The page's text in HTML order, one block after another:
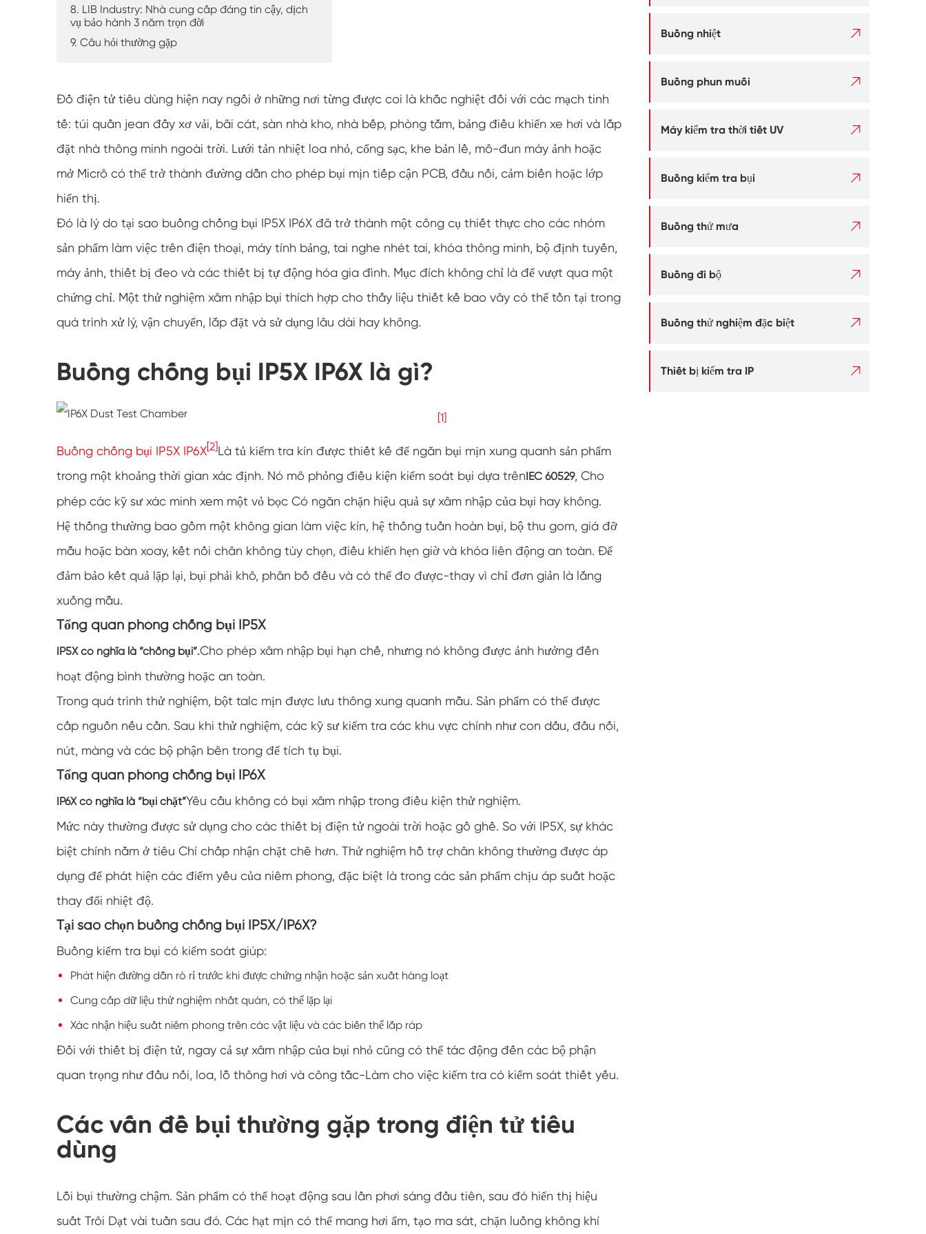
Thiết bị kiểm tra nước bắn và sốc nhiệt độ
lv124 K-12
Buồng chạy bằng pin chống cháy nổ
Máy rung nhiệt độ
Lò nướng công nghiệp dùng cho pin
Buồng độ ẩm nhiệt độ tùy chỉnh hai cửa
Buồng thử nghiệm khí hậu và phun muối kết
Thiết bị kiểm soát điều kiện môi trường nhiệt
khí thấp
Buồng mô phỏng môi trường nhiệt độ
Buồng thử nghiệm môi trường PV
Buồng nhiệt độ không đổi
Buồng kiểm tra nhiệt độ và độ ẩm không đổi
Buồng đo độ cao
Buồng thử nghiệm khí hậu phòng thí nghiệm
độ ẩm nhiệt độ
Buồng Nhiệt ẩm
Lò sấy
Thiết bị kiểm tra tấm pin PV
Buồng điều hòa
8. LIB Industry: Nhà cung cấp đáng tin cậy, dịch
vụ bảo hành 3 năm trọn đời
9. Câu hỏi thường gặp
Đồ điện tử tiêu dùng hiện nay ngồi ở những nơi từng được coi là khắc nghiệt đối với các mạch tinh
tế: túi quần jean đầy xơ vải, bãi cát, sàn nhà kho, nhà bếp, phòng tắm, bảng điều khiển xe hơi và lắp
đặt nhà thông minh ngoài trời. Lưới tản nhiệt loa nhỏ, cổng sạc, khe bản lề, mô-đun máy ảnh hoặc
mở Micrô có thể trở thành đường dẫn cho phép bụi mịn tiếp cận PCB, đầu nối, cảm biến hoặc lớp
hiển thị.
Đó là lý do tại sao buồng chống bụi IP5X IP6X đã trở thành một công cụ thiết thực cho các nhóm
sản phẩm làm việc trên điện thoại, máy tính bảng, tai nghe nhét tai, khóa thông minh, bộ định tuyến,
máy ảnh, thiết bị đeo và các thiết bị tự động hóa gia đình. Mục đích không chỉ là để vượt qua một
chứng chỉ. Một thử nghiệm xâm nhập bụi thích hợp cho thấy liệu thiết kế bao vây có thể tồn tại trong
quá trình xử lý, vận chuyển, lắp đặt và sử dụng lâu dài hay không.
Buồng chống bụi IP5X IP6X là gì?
[1]
Buồng chống bụi IP5X IP6X[2]Là tủ kiểm tra kín được thiết kế để ngăn bụi mịn xung quanh sản phẩm
trong một khoảng thời gian xác định. Nó mô phỏng điều kiện kiểm soát bụi dựa trênIEC 60529, Cho
phép các kỹ sư xác minh xem một vỏ bọc Có ngăn chặn hiệu quả sự xâm nhập của bụi hay không.
Hệ thống thường bao gồm một không gian làm việc kín, hệ thống tuần hoàn bụi, bộ thu gom, giá đỡ
mẫu hoặc bàn xoay, kết nối chân không tùy chọn, điều khiển hẹn giờ và khóa liên động an toàn. Để
đảm bảo kết quả lặp lại, bụi phải khô, phân bố đều và có thể đo được-thay vì chỉ đơn giản là lắng
xuống mẫu.
Tổng quan phòng chống bụi IP5X
IP5X có nghĩa là “chống bụi”.Cho phép xâm nhập bụi hạn chế, nhưng nó không được ảnh hưởng đến
hoạt động bình thường hoặc an toàn.
Trong quá trình thử nghiệm, bột talc mịn được lưu thông xung quanh mẫu. Sản phẩm có thể được
cấp nguồn nếu cần. Sau khi thử nghiệm, các kỹ sư kiểm tra các khu vực chính như con dấu, đầu nối,
nút, màng và các bộ phận bên trong để tích tụ bụi.
Tổng quan phòng chống bụi IP6X
IP6X có nghĩa là “bụi chặt”Yêu cầu không có bụi xâm nhập trong điều kiện thử nghiệm.
Mức này thường được sử dụng cho các thiết bị điện tử ngoài trời hoặc gồ ghề. So với IP5X, sự khác
biệt chính nằm ở tiêu Chí chấp nhận chặt chẽ hơn. Thử nghiệm hỗ trợ chân không thường được áp
dụng để phát hiện các điểm yếu của niêm phong, đặc biệt là trong các sản phẩm chịu áp suất hoặc
thay đổi nhiệt độ.
Tại sao chọn buồng chống bụi IP5X/IP6X?
Buồng kiểm tra bụi có kiểm soát giúp:
Phát hiện đường dẫn rò rỉ trước khi được chứng nhận hoặc sản xuất hàng loạt
Cung cấp dữ liệu thử nghiệm nhất quán, có thể lặp lại
Xác nhận hiệu suất niêm phong trên các vật liệu và các biến thể lắp ráp
Đối với thiết bị điện tử, ngay cả sự xâm nhập của bụi nhỏ cũng có thể tác động đến các bộ phận
quan trọng như đầu nối, loa, lỗ thông hơi và công tắc-Làm cho việc kiểm tra có kiểm soát thiết yếu.
Các vấn đề bụi thường gặp trong điện tử tiêu
dùng
Lỗi bụi thường chậm. Sản phẩm có thể hoạt động sau lần phơi sáng đầu tiên, sau đó hiển thị hiệu
suất Trôi Dạt vài tuần sau đó. Các hạt mịn có thể mang hơi ẩm, tạo ma sát, chặn luồng không khí
Buồng nhiệt 
Buồng phun muối 
Máy kiểm tra thời tiết UV 
Buồng kiểm tra bụi 
Buồng thử mưa 
Buồng đi bộ 
Buồng thử nghiệm đặc biệt 
Thiết bị kiểm tra IP 